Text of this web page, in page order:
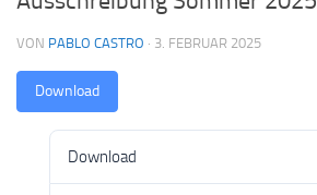
VON PABLO CASTRO · 3. FEBRUAR 2025
Download
Download